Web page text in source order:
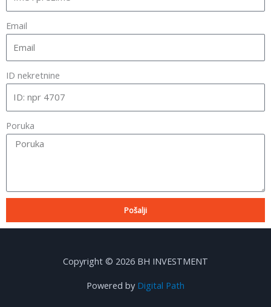
Email
ID nekretnine
Poruka
Pošalji
Copyright © 2026 BH INVESTMENT
Powered by Digital Path